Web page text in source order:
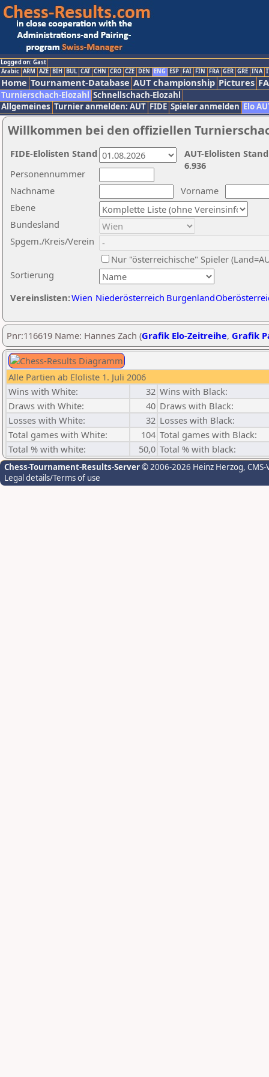
Logged on: Gast
Arabic ARM AZE BIH BUL CAT CHN CRO CZE DEN ENG ESP FAI FIN FRA GER GRE INA
Home Tournament-Database AUT championship Pictures
Turnierschach-Elozahl Schnellschach-Elozahl
Allgemeines Turnier anmelden: AUT FIDE Spieler anmelden Elo
Willkommen bei den offiziellen
Nachname
Vorname
Ebene
Sortierung
Personennummer
Bundesland
Spgem./Kreis/Verein
Nur "österreichische" Spieler
Vereinslisten:Wien Niederösterreich Burgenland
AUT-Elolisten
6.936
FIDE-Elolisten Stand
Pnr:116619 Name: Hannes Zach (Grafik Elo-Zeitreihe, Grafik
Alle Partien ab Eloliste 1. Juli 2006
Wins with White:
32 Wins with Black:
Draws with White:
40 Draws with Black:
Losses with White:
32 Losses with Black:
Total games with White:
104 Total games with Black:
Total % with white:
50,0 Total % with black:
Chess-Tournament-Results-Server© 2006-2026 Heinz Herzog,
Legal details/Terms of use